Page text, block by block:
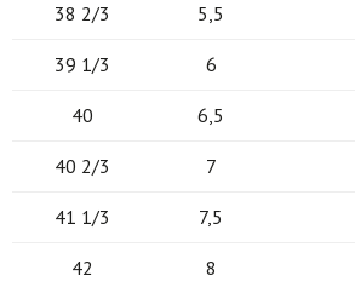
38 2/3 5,5
39 1/3 6
40 6,5
40 2/3 7
41 1/3 7,5
42 8